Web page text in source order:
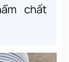
chất